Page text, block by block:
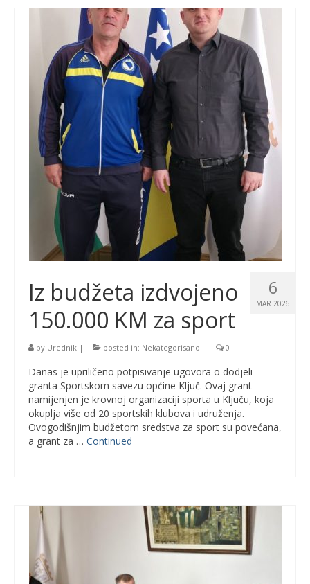
6
MAR 2026
Iz budžeta izdvojeno
150.000 KM za sport
by Urednik | posted in: Nekategorisano | 0
Danas je upriličeno potpisivanje ugovora o dodjeli
granta Sportskom savezu općine Ključ. Ovaj grant
namijenjen je krovnoj organizaciji sporta u Ključu, koja
okuplja više od 20 sportskih klubova i udruženja.
Ovogodišnjim budžetom sredstva za sport su povećana,
a grant za … Continued